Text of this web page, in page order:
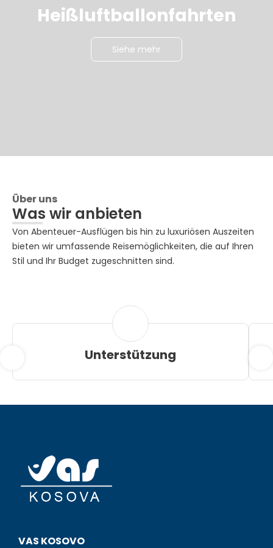
Heißluftballonfahrten
Siehe mehr
Über uns
Was wir anbieten
Von Abenteuer-Ausflügen bis hin zu luxuriösen Auszeiten
bieten wir umfassende Reisemöglichkeiten, die auf Ihren
Stil und Ihr Budget zugeschnitten sind.
Unterstützung
VAS KOSOVO